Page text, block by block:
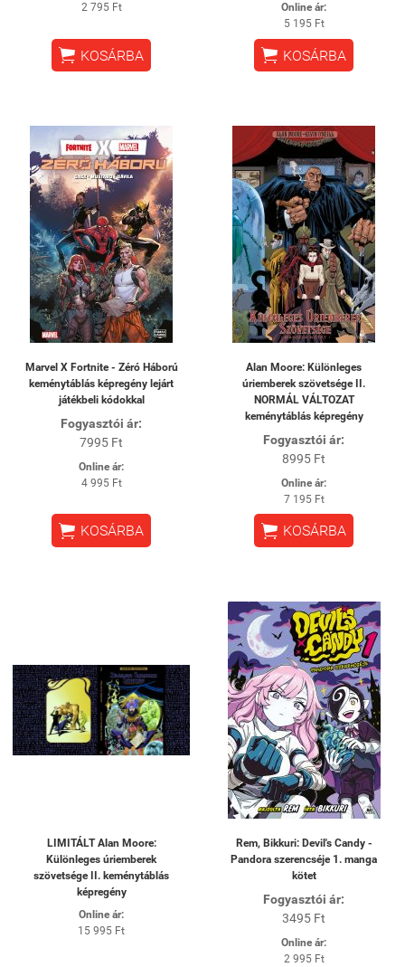
2 795 Ft
 KOSÁRBA
Online ár:
5 195 Ft
 KOSÁRBA
Marvel X Fortnite - Zéró Háború
keménytáblás képregény lejárt
játékbeli kódokkal
Fogyasztói ár:
7995 Ft
Online ár:
4 995 Ft
 KOSÁRBA
Alan Moore: Különleges
úriemberek szövetsége II.
NORMÁL VÁLTOZAT
keménytáblás képregény
Fogyasztói ár:
8995 Ft
Online ár:
7 195 Ft
 KOSÁRBA
LIMITÁLT Alan Moore:
Különleges úriemberek
szövetsége II. keménytáblás
képregény
Online ár:
15 995 Ft
Rem, Bikkuri: Devil's Candy -
Pandora szerencséje 1. manga
kötet
Fogyasztói ár:
3495 Ft
Online ár:
2 995 Ft